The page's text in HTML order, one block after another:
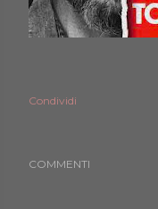
Condividi
COMMENTI